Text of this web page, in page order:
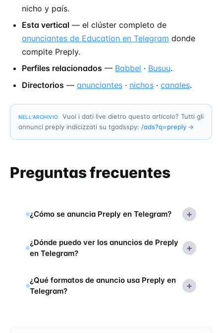
nicho y país.
Esta vertical — el clúster completo de
anunciantes de Education en Telegram donde
compite Preply.
Perfiles relacionados — Babbel · Busuu.
Directorios — anunciantes · nichos · canales.
NELL’ARCHIVIO
Vuoi i dati live dietro questo articolo? Tutti gli
annunci preply indicizzati su tgadsspy: /ads?q=preply →
Preguntas frecuentes
¿Cómo se anuncia Preply en Telegram? +
¿Dónde puedo ver los anuncios de Preply
en Telegram?
+
¿Qué formatos de anuncio usa Preply en
Telegram?
+